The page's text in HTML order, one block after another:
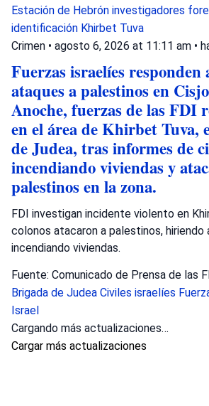
Estación de Hebrón investigadores
identificación Khirbet Tuva
Crimen • agosto 6, 2026 at 11:11 am •
Fuerzas israelíes responden
ataques a palestinos en
Anoche, fuerzas de las FDI
en el área de Khirbet Tuva,
de Judea, tras informes de
incendiando viviendas y
palestinos en la zona.
FDI investigan incidente violento en
colonos atacaron a palestinos, hiriendo
incendiando viviendas.
Fuente: Comunicado de Prensa de las
Brigada de Judea Civiles israelíes
Israel
Cargando más actualizaciones…
Cargar más actualizaciones